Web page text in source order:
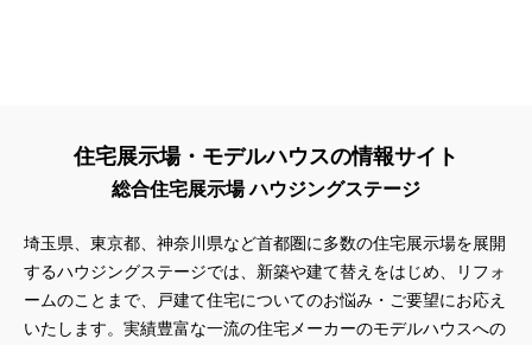
住宅展示場・モデルハウスの情報サイト
総合住宅展示場 ハウジングステージ
埼玉県、東京都、神奈川県など首都圏に多数の住宅展示場を展開
するハウジングステージでは、新築や建て替えをはじめ、リフォ
ームのことまで、戸建て住宅についてのお悩み・ご要望にお応え
いたします。実績豊富な一流の住宅メーカーのモデルハウスへの